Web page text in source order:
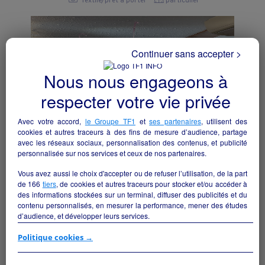
Fond de commerce Prêt à porter Féminin
masculin (cause retraite)
Le Vigan-en-Quercy - 46300
Nous nous engageons à
respecter votre vie privée
Avec votre accord, le Groupe TF1 etses partenaires, utilisent des
cookies et autres traceurs à des fins de mesure d’audience, partage
avec les réseaux sociaux, personnalisation des contenus, et publicité
personnalisée sur nos services et ceux de nos partenaires.
Vous avez aussi le choix d'accepter ou de refuser l’utilisation, de la part
de 166 tiers, de cookies et autres traceurs pour stocker et/ou accéder à
des informations stockées sur un terminal, diffuser des publicités et du
contenu personnalisés, en mesurer la performance, mener des études
d’audience, et développer leurs services.
Si vous continuez sans accepter, les fonctionnalités liées à la
Politique cookies →
Continuer sans accepter >